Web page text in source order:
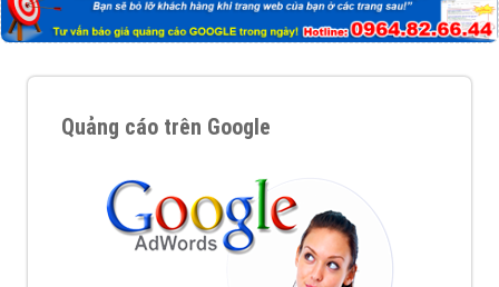
Quảng cáo trên Google